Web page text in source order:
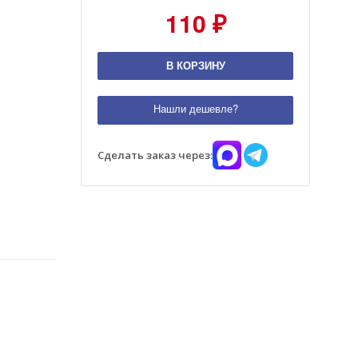
110 ₽
В КОРЗИНУ
Нашли дешевле?
Сделать заказ через: